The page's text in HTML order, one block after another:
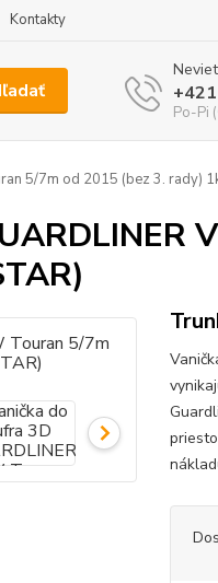
Kontakty
Po-Pi
5/7m od 2015 (bez 3. rady)